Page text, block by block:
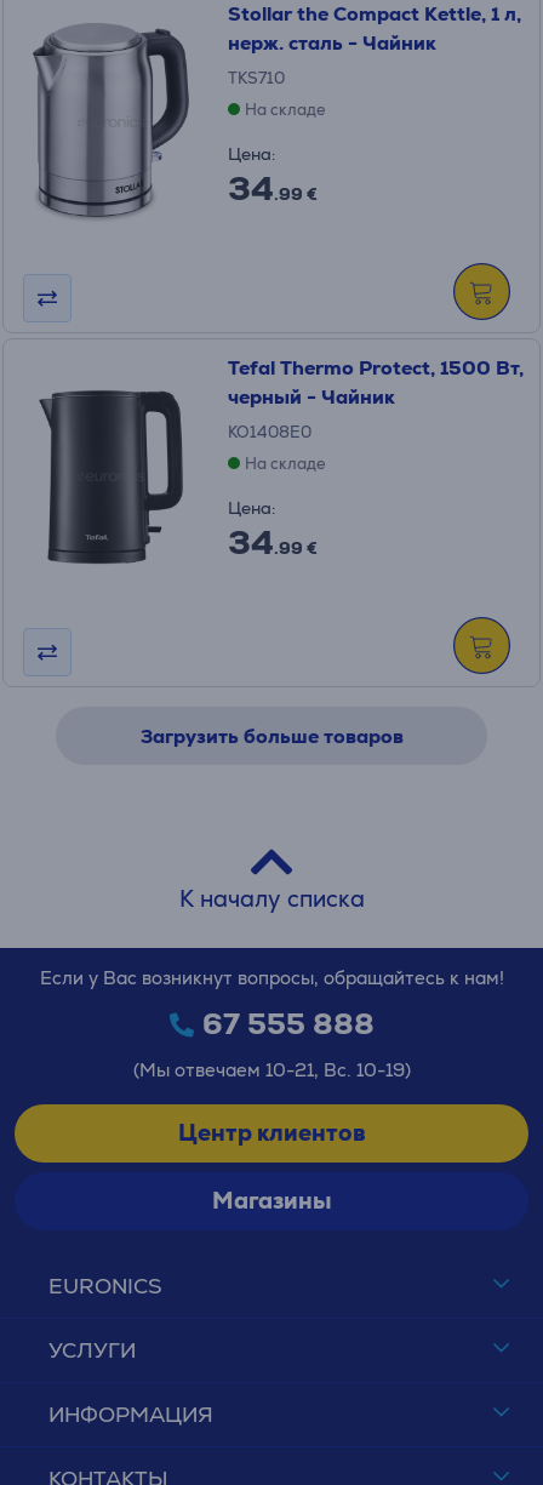
Stollar the Compact Kettle, 1 л,
нерж. сталь - Чайник
TKS710
На складе
Цена:
34.99 €
Tefal Thermo Protect, 1500 Вт,
черный - Чайник
KO1408E0
На складе
Цена:
34.99 €
Загрузить больше товаров
К началу списка
EURONICS
УСЛУГИ
ИНФОРМАЦИЯ
КОНТАКТЫ
Если у Вас возникнут вопросы, обращайтесь к нам!
67 555 888
(Мы отвечаем 10-21, Вс. 10-19)
Центр клиентов
Магазины